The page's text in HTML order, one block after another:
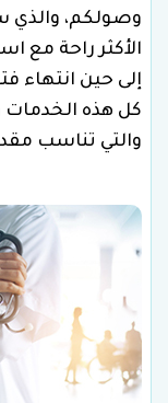
وصولكم، والذي
الأكثر راحة مع
إلى حين انتهاء
كل هذه الخدمات
والتي تناسب